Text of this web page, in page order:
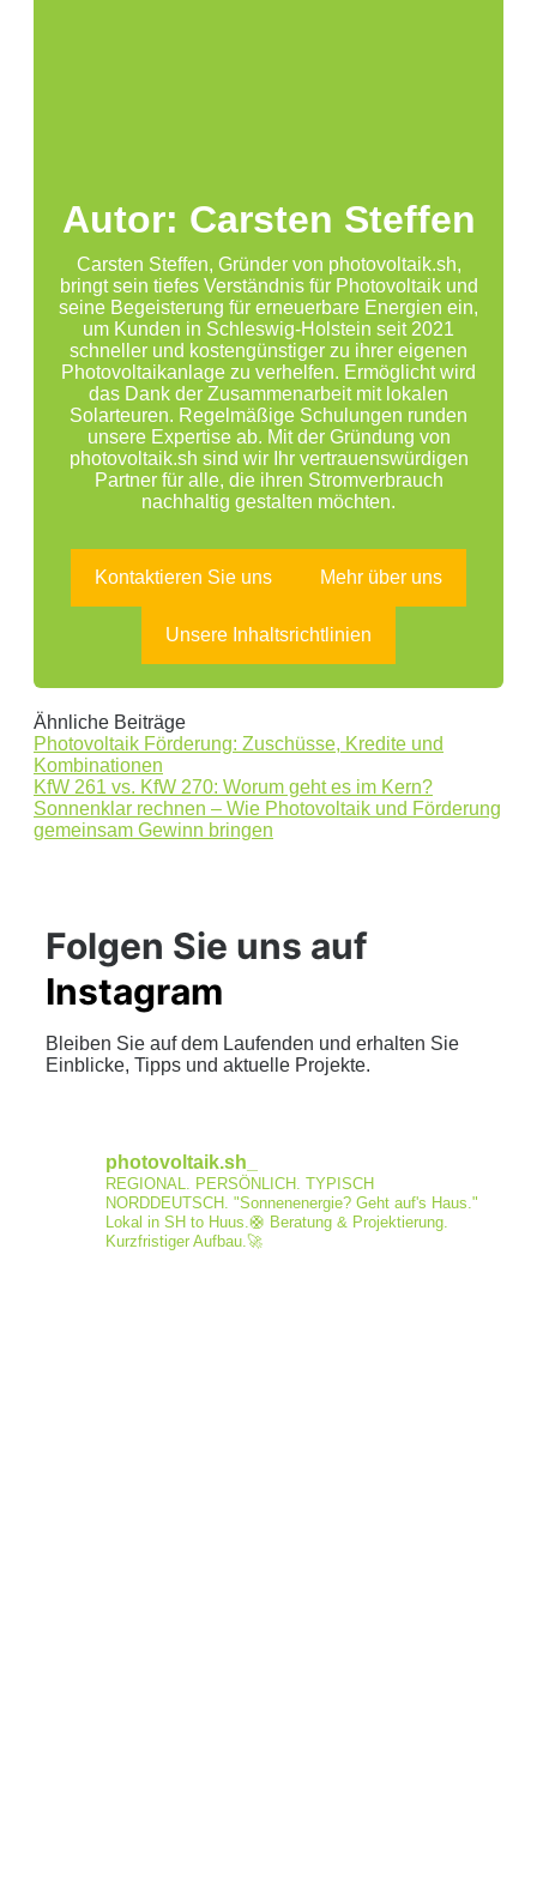
Autor: Carsten Steffen
Carsten Steffen, Gründer von photovoltaik.sh,
bringt sein tiefes Verständnis für Photovoltaik und
seine Begeisterung für erneuerbare Energien ein,
um Kunden in Schleswig-Holstein seit 2021
schneller und kostengünstiger zu ihrer eigenen
Photovoltaikanlage zu verhelfen. Ermöglicht wird
das Dank der Zusammenarbeit mit lokalen
Solarteuren. Regelmäßige Schulungen runden
unsere Expertise ab. Mit der Gründung von
photovoltaik.sh sind wir Ihr vertrauenswürdigen
Partner für alle, die ihren Stromverbrauch
nachhaltig gestalten möchten.
Kontaktieren Sie uns Mehr über uns
Unsere Inhaltsrichtlinien
Ähnliche Beiträge
Photovoltaik Förderung: Zuschüsse, Kredite und
Kombinationen
KfW 261 vs. KfW 270: Worum geht es im Kern?
Sonnenklar rechnen – Wie Photovoltaik und Förderung
gemeinsam Gewinn bringen
Folgen Sie uns auf
Instagram
Bleiben Sie auf dem Laufenden und erhalten Sie
Einblicke, Tipps und aktuelle Projekte.
photovoltaik.sh_
REGIONAL. PERSÖNLICH. TYPISCH
NORDDEUTSCH. "Sonnenenergie? Geht auf's Haus."
Lokal in SH to Huus.🛟 Beratung & Projektierung.
Kurzfristiger Aufbau.🚀